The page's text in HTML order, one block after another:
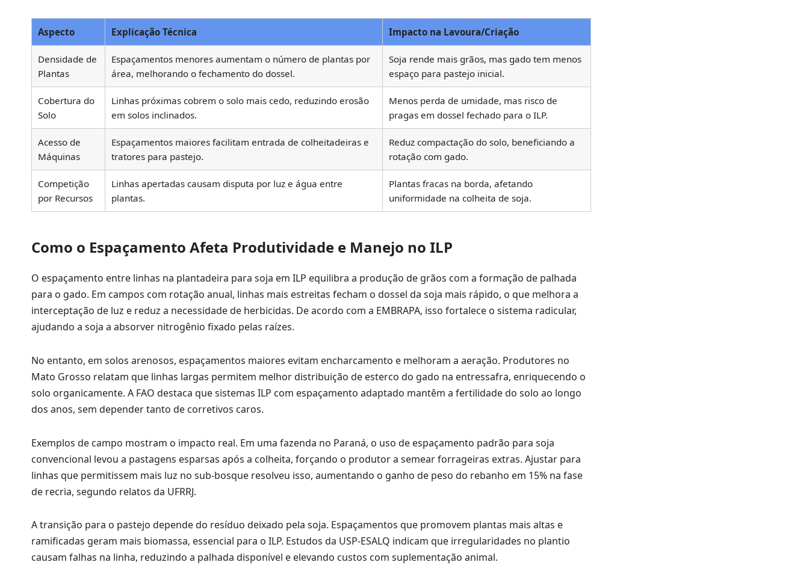
Aspecto Explicação Técnica Impacto na Lavoura/Criação
Densidade de
Plantas
Espaçamentos menores aumentam o número de plantas por
área, melhorando o fechamento do dossel.
Soja rende mais grãos, mas gado tem menos
espaço para pastejo inicial.
Cobertura do
Solo
Linhas próximas cobrem o solo mais cedo, reduzindo erosão
em solos inclinados.
Menos perda de umidade, mas risco de
pragas em dossel fechado para o ILP.
Acesso de
Máquinas
Espaçamentos maiores facilitam entrada de colheitadeiras e
tratores para pastejo.
Reduz compactação do solo, beneficiando a
rotação com gado.
Competição
por Recursos
Linhas apertadas causam disputa por luz e água entre
plantas.
Plantas fracas na borda, afetando
uniformidade na colheita de soja.
Como o Espaçamento Afeta Produtividade e Manejo no ILP
O espaçamento entre linhas na plantadeira para soja em ILP equilibra a produção de grãos com a formação de palhada
para o gado. Em campos com rotação anual, linhas mais estreitas fecham o dossel da soja mais rápido, o que melhora a
interceptação de luz e reduz a necessidade de herbicidas. De acordo com a EMBRAPA, isso fortalece o sistema radicular,
ajudando a soja a absorver nitrogênio fixado pelas raízes.
No entanto, em solos arenosos, espaçamentos maiores evitam encharcamento e melhoram a aeração. Produtores no
Mato Grosso relatam que linhas largas permitem melhor distribuição de esterco do gado na entressafra, enriquecendo o
solo organicamente. A FAO destaca que sistemas ILP com espaçamento adaptado mantêm a fertilidade do solo ao longo
dos anos, sem depender tanto de corretivos caros.
Exemplos de campo mostram o impacto real. Em uma fazenda no Paraná, o uso de espaçamento padrão para soja
convencional levou a pastagens esparsas após a colheita, forçando o produtor a semear forrageiras extras. Ajustar para
linhas que permitissem mais luz no sub-bosque resolveu isso, aumentando o ganho de peso do rebanho em 15% na fase
de recria, segundo relatos da UFRRJ.
A transição para o pastejo depende do resíduo deixado pela soja. Espaçamentos que promovem plantas mais altas e
ramificadas geram mais biomassa, essencial para o ILP. Estudos da USP-ESALQ indicam que irregularidades no plantio
causam falhas na linha, reduzindo a palhada disponível e elevando custos com suplementação animal.